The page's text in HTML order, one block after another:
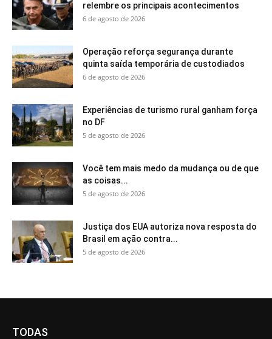
relembre os principais acontecimentos
6 de agosto de 2026
Operação reforça segurança durante
quinta saída temporária de custodiados
6 de agosto de 2026
Experiências de turismo rural ganham força
no DF
5 de agosto de 2026
Você tem mais medo da mudança ou de que
as coisas...
5 de agosto de 2026
Justiça dos EUA autoriza nova resposta do
Brasil em ação contra...
5 de agosto de 2026
TODAS